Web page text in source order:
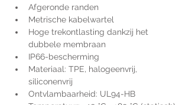
Afgeronde randen
Metrische kabelwartel
Hoge trekontlasting dankzij het
dubbele membraan
IP66-bescherming
Materiaal: TPE, halogeenvrij,
siliconenvrij
‍Ontvlambaarheid: UL94-HB